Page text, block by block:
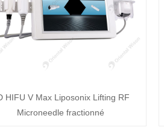
HIFU V Max Liposonix Lifting RF
Microneedle fractionné